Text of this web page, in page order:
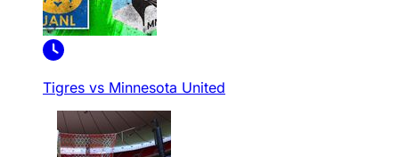
Tigres vs Minnesota United